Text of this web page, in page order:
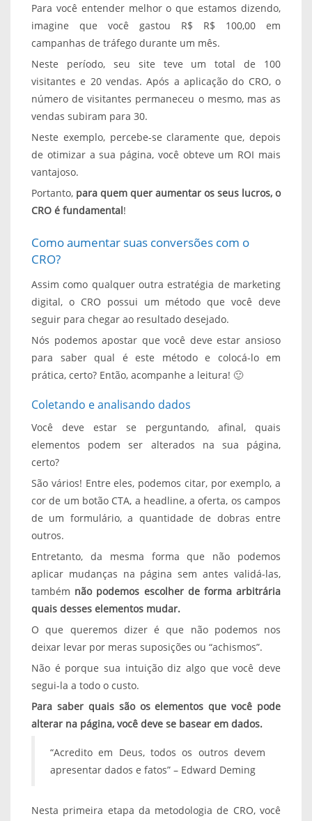
Para você entender melhor o que estamos dizendo,
imagine que você gastou R$ R$ 100,00 em
campanhas de tráfego durante um mês.
Neste período, seu site teve um total de 100
visitantes e 20 vendas. Após a aplicação do CRO, o
número de visitantes permaneceu o mesmo, mas as
vendas subiram para 30.
Neste exemplo, percebe-se claramente que, depois
de otimizar a sua página, você obteve um ROI mais
vantajoso.
Portanto, para quem quer aumentar os seus lucros, o
CRO é fundamental!
Como aumentar suas conversões com o
CRO?
Assim como qualquer outra estratégia de marketing
digital, o CRO possui um método que você deve
seguir para chegar ao resultado desejado.
Nós podemos apostar que você deve estar ansioso
para saber qual é este método e colocá-lo em
prática, certo? Então, acompanhe a leitura! 🙂
Coletando e analisando dados
Você deve estar se perguntando, afinal, quais
elementos podem ser alterados na sua página,
certo?
São vários! Entre eles, podemos citar, por exemplo, a
cor de um botão CTA, a headline, a oferta, os campos
de um formulário, a quantidade de dobras entre
outros.
Entretanto, da mesma forma que não podemos
aplicar mudanças na página sem antes validá-las,
também não podemos escolher de forma arbitrária
quais desses elementos mudar.
O que queremos dizer é que não podemos nos
deixar levar por meras suposições ou “achismos”.
Não é porque sua intuição diz algo que você deve
segui-la a todo o custo.
Para saber quais são os elementos que você pode
alterar na página, você deve se basear em dados.
“Acredito em Deus, todos os outros devem
apresentar dados e fatos” – Edward Deming
Nesta primeira etapa da metodologia de CRO, você